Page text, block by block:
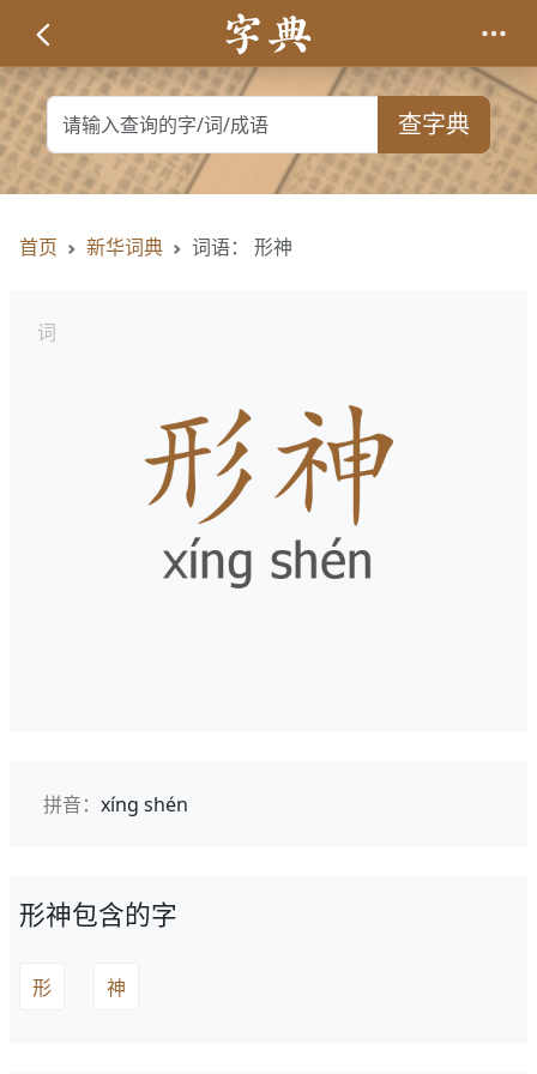
查字典
首页 新华词典 词语： 形神
词
拼音： xíng shén
形神包含的字
形 神